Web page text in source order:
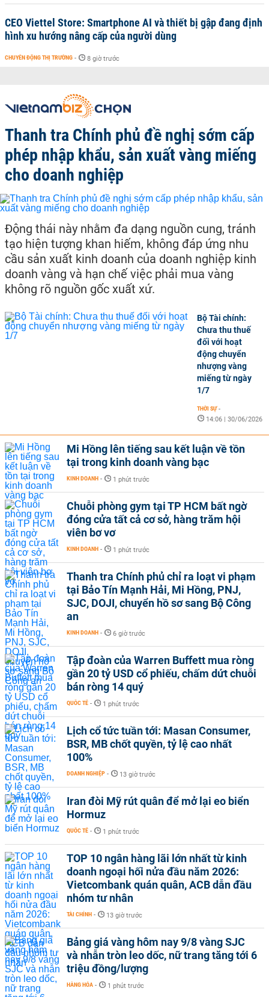
CEO Viettel Store: Smartphone AI và thiết bị gập đang định
hình xu hướng nâng cấp của người dùng
CHUYỂN ĐỘNG THỊ TRƯỜNG - 8 giờ trước
Thanh tra Chính phủ đề nghị sớm cấp
phép nhập khẩu, sản xuất vàng miếng
cho doanh nghiệp
Động thái này nhằm đa dạng nguồn cung, tránh
tạo hiện tượng khan hiếm, không đáp ứng nhu
cầu sản xuất kinh doanh của doanh nghiệp kinh
doanh vàng và hạn chế việc phải mua vàng
không rõ nguồn gốc xuất xứ.
Bộ Tài chính:
Chưa thu thuế
đối với hoạt
động chuyển
nhượng vàng
miếng từ ngày
1/7
THỜI SỰ -
14:06 | 30/06/2026
Mi Hồng lên tiếng sau kết luận về tồn
tại trong kinh doanh vàng bạc
KINH DOANH - 1 phút trước
Chuỗi phòng gym tại TP HCM bất ngờ
đóng cửa tất cả cơ sở, hàng trăm hội
viên bơ vơ
KINH DOANH - 1 phút trước
Thanh tra Chính phủ chỉ ra loạt vi phạm
tại Bảo Tín Mạnh Hải, Mi Hồng, PNJ,
SJC, DOJI, chuyển hồ sơ sang Bộ Công
an
KINH DOANH - 6 giờ trước
Tập đoàn của Warren Buffett mua ròng
gần 20 tỷ USD cổ phiếu, chấm dứt chuỗi
bán ròng 14 quý
QUỐC TẾ - 1 phút trước
Lịch cổ tức tuần tới: Masan Consumer,
BSR, MB chốt quyền, tỷ lệ cao nhất
100%
DOANH NGHIỆP - 13 giờ trước
Iran đòi Mỹ rút quân để mở lại eo biển
Hormuz
QUỐC TẾ - 1 phút trước
TOP 10 ngân hàng lãi lớn nhất từ kinh
doanh ngoại hối nửa đầu năm 2026:
Vietcombank quán quân, ACB dẫn đầu
nhóm tư nhân
TÀI CHÍNH - 13 giờ trước
Bảng giá vàng hôm nay 9/8 vàng SJC
và nhẫn tròn leo dốc, nữ trang tăng tới 6
triệu đồng/lượng
HÀNG HÓA - 1 phút trước